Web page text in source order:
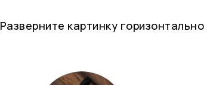
Разверните картинку горизонтально